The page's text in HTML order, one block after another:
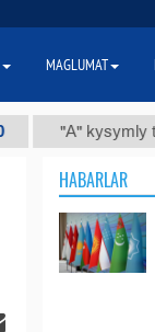
"А" kysymly tehniki
HABARLAR
MAGLUMAT